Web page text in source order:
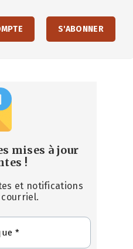
S'ABONNER
mises à jour
!
et notifications